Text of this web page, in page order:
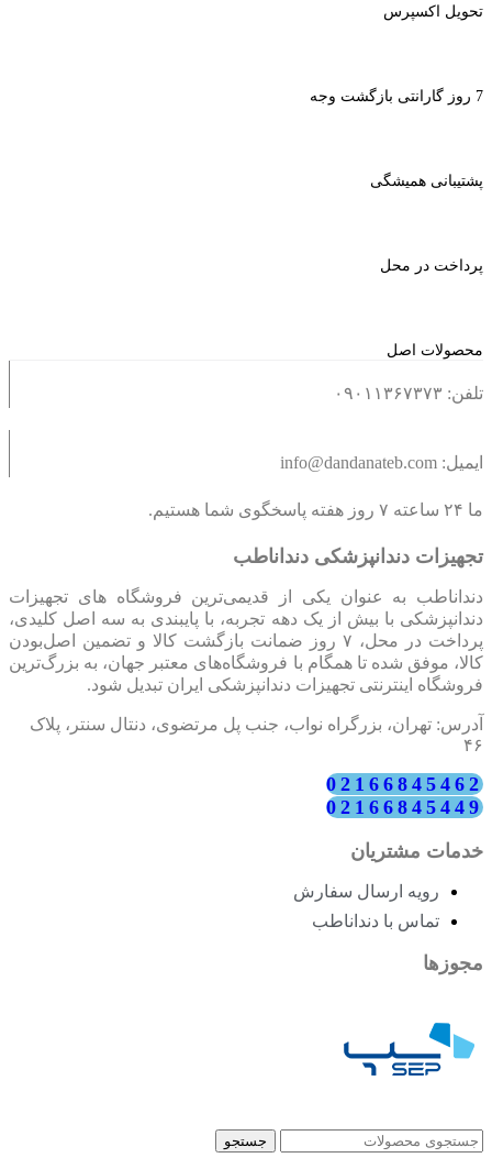
تحویل اکسپرس
7 روز گارانتی بازگشت وجه
پشتیبانی همیشگی
پرداخت در محل
محصولات اصل
تلفن: ۰۹۰۱۱۳۶۷۳۷۳
ایمیل: info@dandanateb.com
ما ۲۴ ساعته ۷ روز هفته پاسخگوی شما هستیم.
تجهیزات دندانپزشکی دنداناطب
دنداناطب به عنوان یکی از قدیمی‌ترین فروشگاه های تجهیزات
دندانپزشکی با بیش از یک دهه تجربه، با پایبندی به سه اصل کلیدی،
پرداخت در محل، ۷ روز ضمانت بازگشت کالا و تضمین اصل‌بودن
کالا، موفق شده تا همگام با فروشگاه‌های معتبر جهان، به بزرگ‌ترین
فروشگاه اینترنتی تجهیزات دندانپزشکی ایران تبدیل شود.
آدرس: تهران، بزرگراه نواب، جنب پل مرتضوی، دنتال سنتر، پلاک
۴۶
02166845462
02166845449
خدمات مشتریان
رویه ارسال سفارش
تماس با دنداناطب
مجوزها
جستجو